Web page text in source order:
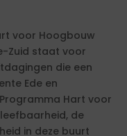
voor Hoogbouw
Zuid staat voor
die een
Ede en
Hart voor
de
in deze buurt